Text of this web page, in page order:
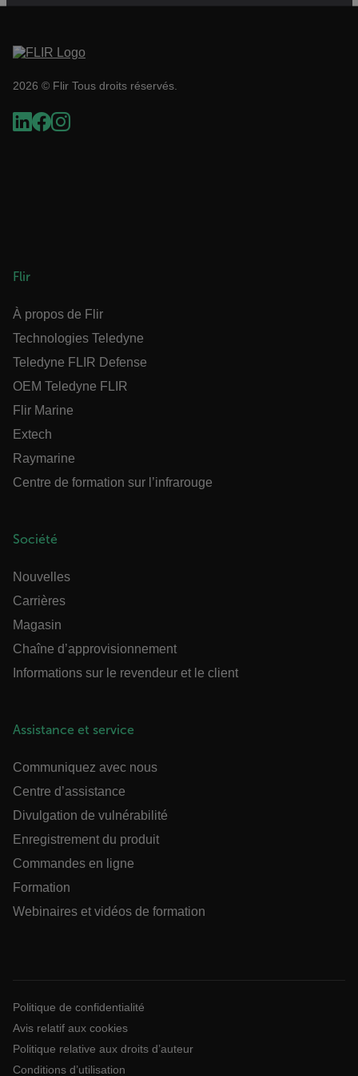
2026 © Flir Tous droits réservés.
Flir
À propos de Flir
Technologies Teledyne
Teledyne FLIR Defense
OEM Teledyne FLIR
Flir Marine
Extech
Raymarine
Centre de formation sur l’infrarouge
Société
Nouvelles
Carrières
Magasin
Chaîne d’approvisionnement
Informations sur le revendeur et le client
Assistance et service
Communiquez avec nous
Centre d’assistance
Divulgation de vulnérabilité
Enregistrement du produit
Commandes en ligne
Formation
Webinaires et vidéos de formation
Politique de confidentialité
Avis relatif aux cookies
Politique relative aux droits d’auteur
Conditions d’utilisation
cashrun_site_id
customizerChangeKey
OpenIdConnect.nonce.
.AspNetCore.OpenIdConnect.Nonce.[-